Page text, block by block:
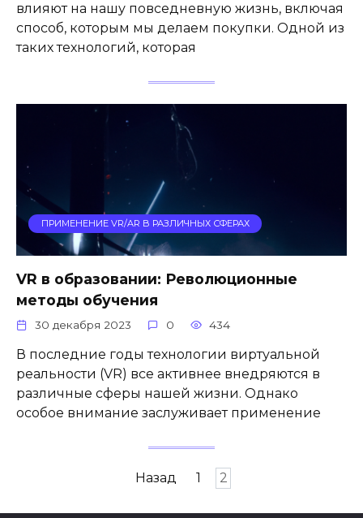
влияют на нашу повседневную жизнь, включая
способ, которым мы делаем покупки. Одной из
таких технологий, которая
ПРИМЕНЕНИЕ VR/AR В РАЗЛИЧНЫХ СФЕРАХ
VR в образовании: Революционные
методы обучения
30 декабря 2023 0 434
В последние годы технологии виртуальной
реальности (VR) все активнее внедряются в
различные сферы нашей жизни. Однако
особое внимание заслуживает применение
Назад 1 2